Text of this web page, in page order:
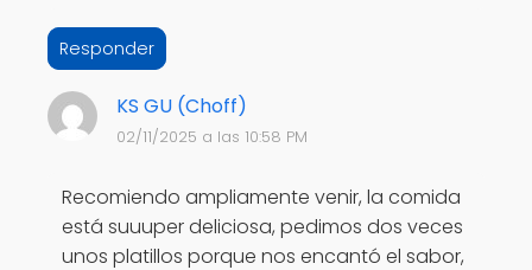
Responder
KS GU (Choff)
02/11/2025 a las 10:58 PM
Recomiendo ampliamente venir, la comida
está suuuper deliciosa, pedimos dos veces
unos platillos porque nos encantó el sabor,